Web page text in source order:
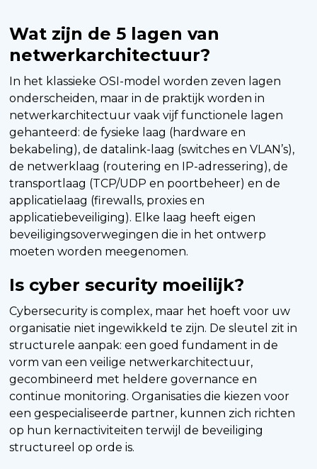
Wat zijn de 5 lagen van
netwerkarchitectuur?
In het klassieke OSI-model worden zeven lagen
onderscheiden, maar in de praktijk worden in
netwerkarchitectuur vaak vijf functionele lagen
gehanteerd: de fysieke laag (hardware en
bekabeling), de datalink-laag (switches en VLAN’s),
de netwerklaag (routering en IP-adressering), de
transportlaag (TCP/UDP en poortbeheer) en de
applicatielaag (firewalls, proxies en
applicatiebeveiliging). Elke laag heeft eigen
beveiligingsoverwegingen die in het ontwerp
moeten worden meegenomen.
Is cyber security moeilijk?
Cybersecurity is complex, maar het hoeft voor uw
organisatie niet ingewikkeld te zijn. De sleutel zit in
structurele aanpak: een goed fundament in de
vorm van een veilige netwerkarchitectuur,
gecombineerd met heldere governance en
continue monitoring. Organisaties die kiezen voor
een gespecialiseerde partner, kunnen zich richten
op hun kernactiviteiten terwijl de beveiliging
structureel op orde is.